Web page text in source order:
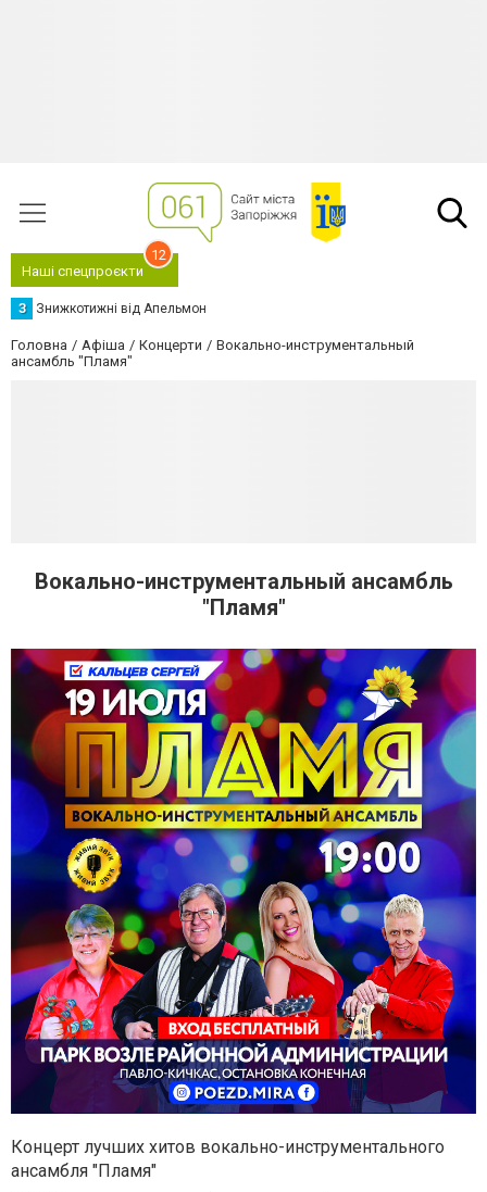
Наші спецпроєкти
12
З Знижкотижні від Апельмон
Головна Афіша Концерти
Вокально-инструментальный
ансамбль "Пламя"
Вокально-инструментальный ансамбль
"Пламя"
Концерт лучших хитов вокально-инструментального
ансамбля "Пламя"